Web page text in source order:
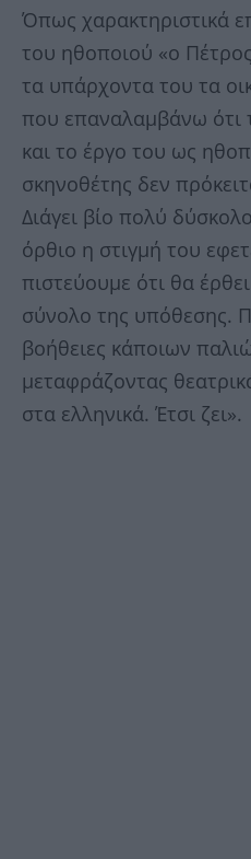
Όπως χαρακτηριστικά
του ηθοποιού «ο
τα υπάρχοντα του τα
που επαναλαμβάνω ότι
και το έργο του ως
σκηνοθέτης δεν
Διάγει βίο πολύ
όρθιο η στιγμή του
πιστεύουμε ότι θα
σύνολο της υπόθεσης.
βοήθειες κάποιων
μεταφράζοντας
στα ελληνικά. Έτσι ζει».